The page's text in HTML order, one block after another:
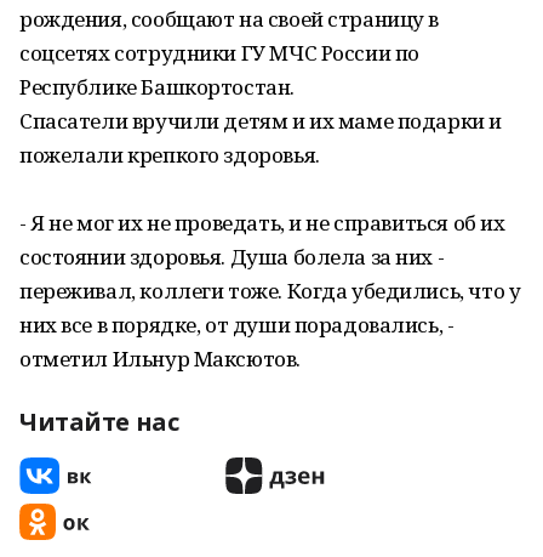
рождения, сообщают на своей страницу в
соцсетях сотрудники ГУ МЧС России по
Республике Башкортостан.
Спасатели вручили детям и их маме подарки и
пожелали крепкого здоровья.
- Я не мог их не проведать, и не справиться об их
состоянии здоровья. Душа болела за них -
переживал, коллеги тоже. Когда убедились, что у
них все в порядке, от души порадовались, -
отметил Ильнур Максютов.
Читайте нас